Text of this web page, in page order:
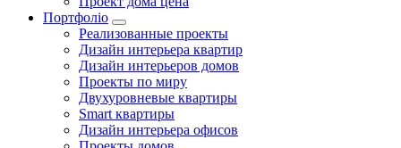
Портфоліо
Реализованные проекты
Дизайн интерьера квартир
Дизайн интерьеров домов
Проекты по миру
Двухуровневые квартиры
Smart квартиры
Дизайн интерьера офисов